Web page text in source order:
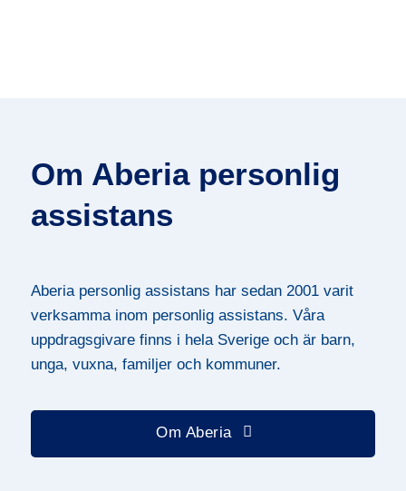
Om Aberia personlig
assistans
Aberia personlig assistans har sedan 2001 varit
verksamma inom personlig assistans. Våra
uppdragsgivare finns i hela Sverige och är barn,
unga, vuxna, familjer och kommuner.
Om Aberia